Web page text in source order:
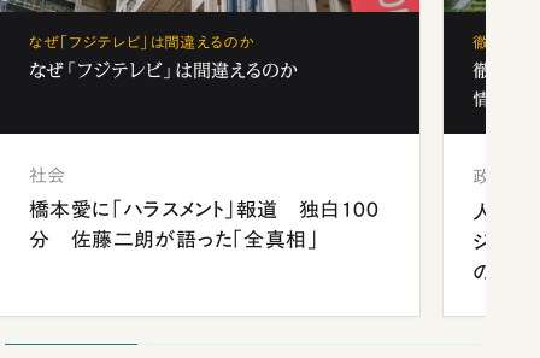
なぜ「フジテレビ」は間違えるのか
なぜ「フジテレビ」は間違えるのか
社会
橋本愛に「ハラスメント」報道 独白100
分 佐藤二朗が語った「全真相」
徹底解剖
徹底解
情報局」
政治
人事、
ジェン
の難題